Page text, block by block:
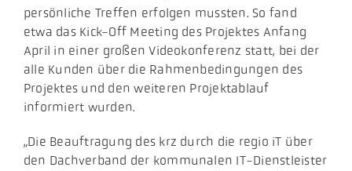
persönliche Treffen erfolgen mussten. So fand
etwa das Kick-Off Meeting des Projektes Anfang
April in einer großen Videokonferenz statt, bei der
alle Kunden über die Rahmenbedingungen des
Projektes und den weiteren Projektablauf
informiert wurden.
„Die Beauftragung des krz durch die regio iT über
den Dachverband der kommunalen IT-Dienstleister